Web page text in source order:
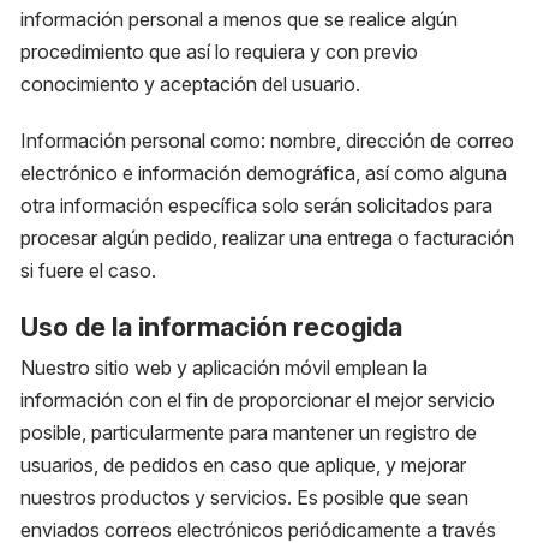
información personal a menos que se realice algún
procedimiento que así lo requiera y con previo
conocimiento y aceptación del usuario.
Información personal como: nombre, dirección de correo
electrónico e información demográfica, así como alguna
otra información específica solo serán solicitados para
procesar algún pedido, realizar una entrega o facturación
si fuere el caso.
Uso de la información recogida
Nuestro sitio web y aplicación móvil emplean la
información con el fin de proporcionar el mejor servicio
posible, particularmente para mantener un registro de
usuarios, de pedidos en caso que aplique, y mejorar
nuestros productos y servicios. Es posible que sean
enviados correos electrónicos periódicamente a través